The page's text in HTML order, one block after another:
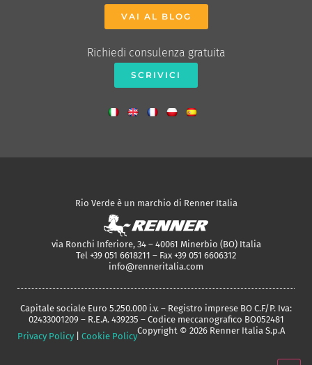
VAI AL BLOG
Richiedi consulenza gratuita
SCRIVICI
Rio Verde è un marchio di Renner Italia
via Ronchi Inferiore, 34 – 40061 Minerbio (BO) Italia
Tel +39 051 6618211 – Fax +39 051 6606312
info@renneritalia.com
Capitale sociale Euro 5.250.000 i.v. – Registro imprese BO C.F/P. Iva:
02433001209 – R.E.A. 439235 – Codice meccanografico BO052481
Privacy Policy
Cookie Policy
Copyright © 2026 Renner Italia S.p.A